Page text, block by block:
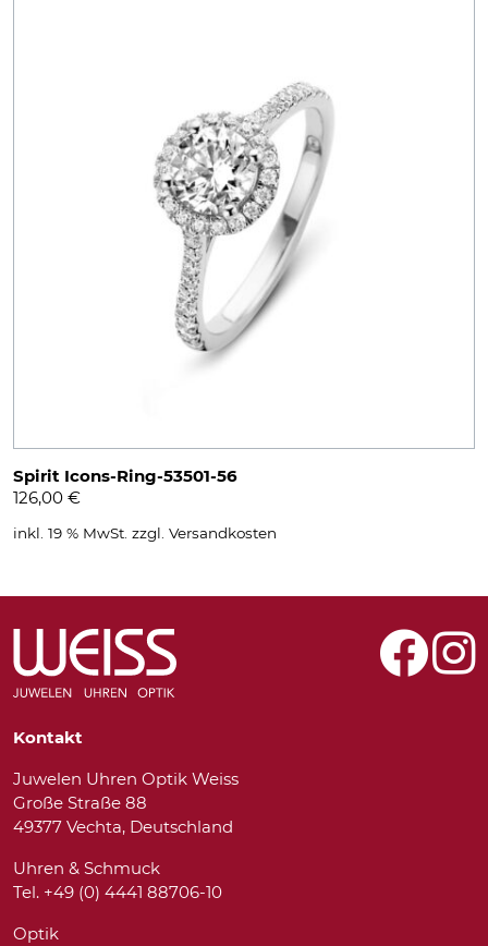
Spirit Icons-Ring-53501-56
126,00 €
inkl. 19 % MwSt. zzgl. Versandkosten
Kontakt
Juwelen Uhren Optik Weiss
Große Straße 88
49377 Vechta, Deutschland
Uhren & Schmuck
Tel. +49 (0) 4441 88706-10
Optik